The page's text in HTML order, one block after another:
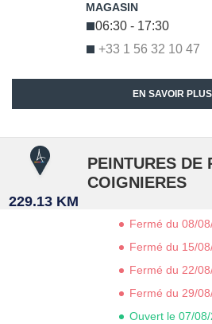
+33 1 56 32 10 47
06:30 - 17:30
EN SAVOIR PLUS
229.13 KM
PEINTURES DE
COIGNIERES
Fermé du 08/
Fermé du 15/
Fermé du 22/
Fermé du 29/
Ouvert le 07/